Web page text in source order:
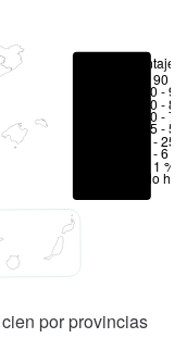
Porcentajes
> 90 %
80 -
70 -
50 -
25 -
6 - 25
1 - 6 %
< 1 %
No hay
por provincias